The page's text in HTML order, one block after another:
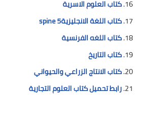
كتاب العلوم الاسرية
كتاب اللغة الانجليزية5 spine
كتاب اللغه الفرنسية
كتاب التاريخ
كتاب الانتاج الزراعي والحيواني
رابط تحميل كتاب العلوم التجارية